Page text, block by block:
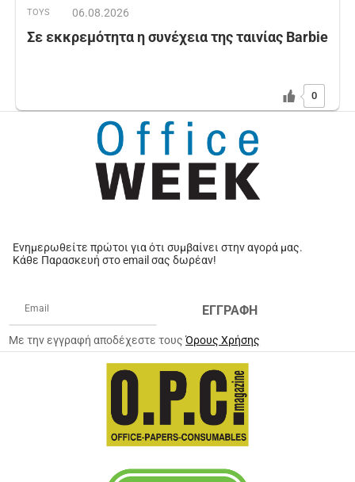
TOYS 06.08.2026
Σε εκκρεμότητα η συνέχεια της ταινίας Barbie
0
Ενημερωθείτε πρώτοι για ότι συμβαίνει στην αγορά μας.
Κάθε Παρασκευή στο email σας δωρέαν!
ΕΓΓΡΑΦΗ
Με την εγγραφή αποδέχεστε τουςΌρους Χρήσης